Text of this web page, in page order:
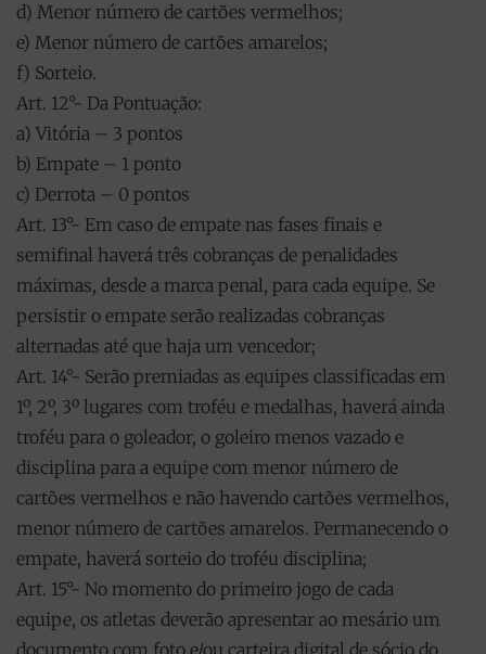
d) Menor número de cartões vermelhos;
e) Menor número de cartões amarelos;
f) Sorteio.
Art. 12°- Da Pontuação:
a) Vitória – 3 pontos
b) Empate – 1 ponto
c) Derrota – 0 pontos
Art. 13°- Em caso de empate nas fases finais e
semifinal haverá três cobranças de penalidades
máximas, desde a marca penal, para cada equipe. Se
persistir o empate serão realizadas cobranças
alternadas até que haja um vencedor;
Art. 14°- Serão premiadas as equipes classificadas em
1º, 2º, 3º lugares com troféu e medalhas, haverá ainda
troféu para o goleador, o goleiro menos vazado e
disciplina para a equipe com menor número de
cartões vermelhos e não havendo cartões vermelhos,
menor número de cartões amarelos. Permanecendo o
empate, haverá sorteio do troféu disciplina;
Art. 15°- No momento do primeiro jogo de cada
equipe, os atletas deverão apresentar ao mesário um
documento com foto e/ou carteira digital de sócio do